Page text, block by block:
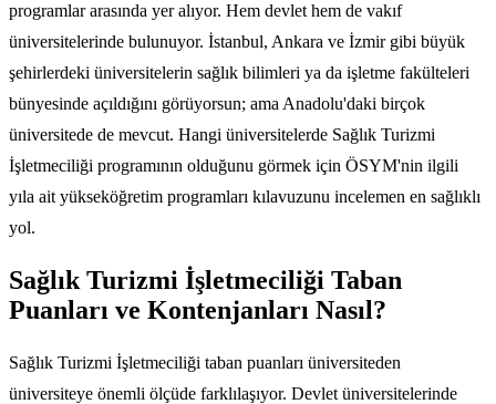
programlar arasında yer alıyor. Hem devlet hem de vakıf
üniversitelerinde bulunuyor. İstanbul, Ankara ve İzmir gibi büyük
şehirlerdeki üniversitelerin sağlık bilimleri ya da işletme fakülteleri
bünyesinde açıldığını görüyorsun; ama Anadolu'daki birçok
üniversitede de mevcut. Hangi üniversitelerde Sağlık Turizmi
İşletmeciliği programının olduğunu görmek için ÖSYM'nin ilgili
yıla ait yükseköğretim programları kılavuzunu incelemen en sağlıklı
yol.
Sağlık Turizmi İşletmeciliği Taban
Puanları ve Kontenjanları Nasıl?
Sağlık Turizmi İşletmeciliği taban puanları üniversiteden
üniversiteye önemli ölçüde farklılaşıyor. Devlet üniversitelerinde